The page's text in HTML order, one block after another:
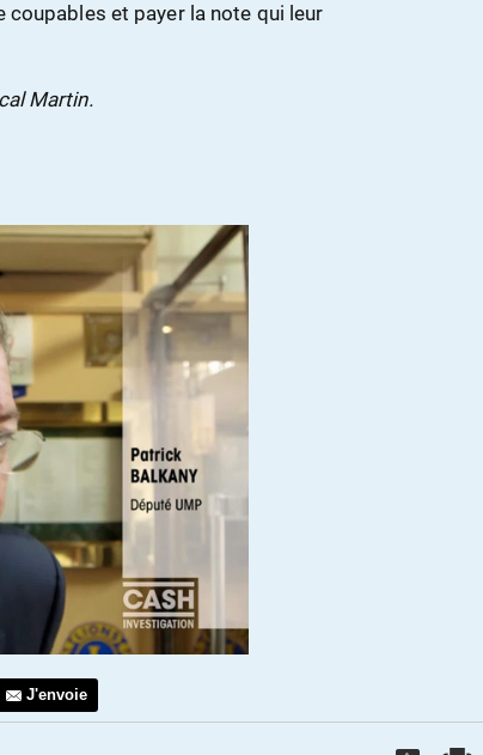
et payer la note qui leur
Martin.
J'envoie